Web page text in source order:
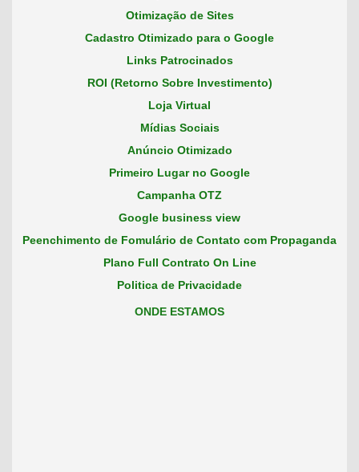
Otimização de Sites
Cadastro Otimizado para o Google
Links Patrocinados
ROI (Retorno Sobre Investimento)
Loja Virtual
Mídias Sociais
Anúncio Otimizado
Primeiro Lugar no Google
Campanha OTZ
Google business view
Peenchimento de Fomulário de Contato com Propaganda
Plano Full Contrato On Line
Politica de Privacidade
ONDE ESTAMOS